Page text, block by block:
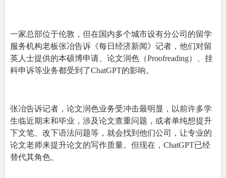
一家总部位于伦敦，但在国内多个城市设有分公司的留学
服务机构老板张冶告诉《每日经济新闻》记者，他们对留
英人士提供的本硕博申请、论文润色（Proofreading）、挂
科申诉等业务都受到了ChatGPT的影响。
张冶告诉记者，论文润色业务受冲击最明显，以前许多学
生临近期末和毕业，涉及论文查重问题，或者单纯想提升
下文笔、改下语法问题等，就会找到他们公司，让专业的
论文老师来提升论文的写作质量。但现在，ChatGPT已经
替代其角色。